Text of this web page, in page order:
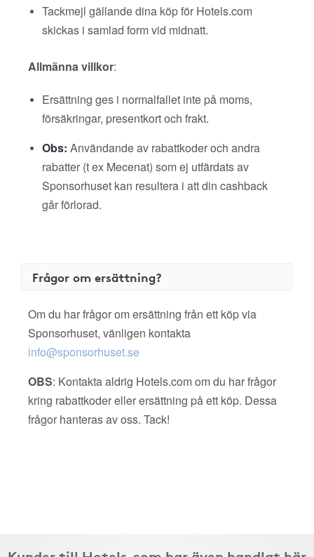
Tackmejl gällande dina köp för Hotels.com
skickas i samlad form vid midnatt.
Allmänna villkor:
Ersättning ges i normalfallet inte på moms,
försäkringar, presentkort och frakt.
Obs: Användande av rabattkoder och andra
rabatter (t ex Mecenat) som ej utfärdats av
Sponsorhuset kan resultera i att din cashback
går förlorad.
Frågor om ersättning?
Om du har frågor om ersättning från ett köp via
Sponsorhuset, vänligen kontakta
info@sponsorhuset.se
OBS: Kontakta aldrig Hotels.com om du har frågor
kring rabattkoder eller ersättning på ett köp. Dessa
frågor hanteras av oss. Tack!